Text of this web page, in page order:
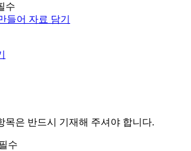
들어 자료 담기
목은 반드시 기재해 주셔야 합니다.